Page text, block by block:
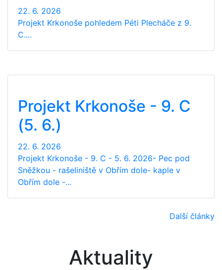
22. 6. 2026
Projekt Krkonoše pohledem Péti Plecháče z 9.
C....
Projekt Krkonoše - 9. C
(5. 6.)
22. 6. 2026
Projekt Krkonoše - 9. C - 5. 6. 2026- Pec pod
Sněžkou - rašeliniště v Obřím dole- kaple v
Obřím dole -...
Další články
Aktuality